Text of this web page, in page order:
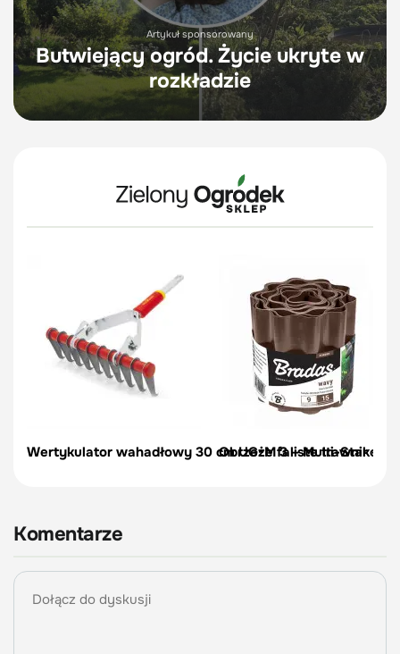
Artykuł sponsorowany
Butwiejący ogród. Życie ukryte w
rozkładzie
Wertykulator wahadłowy 30 cm UG-M 3 – Multi-Star –
Obrzeże faliste trawnikowe
Komentarze